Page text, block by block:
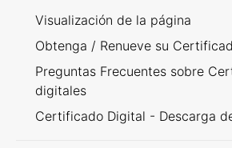
Visualización de la página
Obtenga / Renueve su
Preguntas Frecuentes sobre
digitales
Certificado Digital - Descarga